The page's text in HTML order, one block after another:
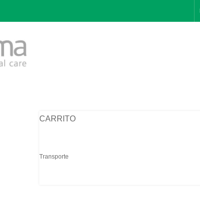
CARRITO
Transporte